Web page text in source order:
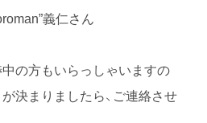
義仁さん
の方もいらっしゃいますの
決まりましたら、ご連絡させ